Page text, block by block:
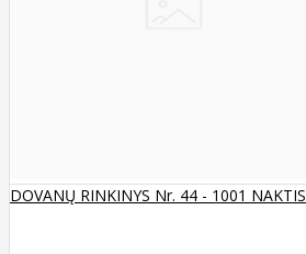
DOVANŲ RINKINYS Nr. 44 - 1001 NAKTIS